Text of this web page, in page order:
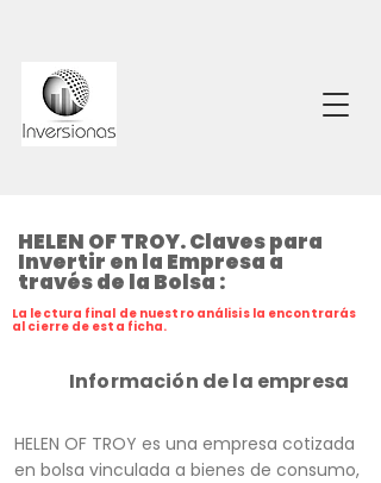
HELEN OF TROY. Claves para
Invertir en la Empresa a
través de la Bolsa :
La lectura final de nuestro análisis la encontrarás
al cierre de esta ficha.
Información de la empresa
HELEN OF TROY es una empresa cotizada
en bolsa vinculada a bienes de consumo,